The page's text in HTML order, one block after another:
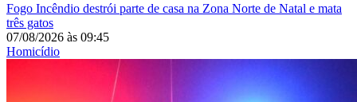
Fogo Incêndio destrói parte de casa na Zona Norte de Natal e mata
três gatos
07/08/2026 às 09:45
Homicídio